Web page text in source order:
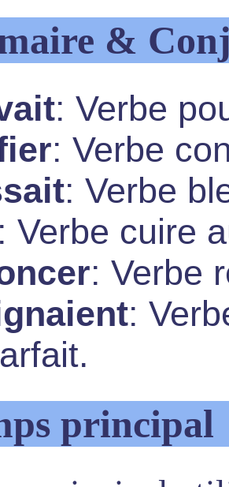
&
: Verbe
: Verbe
: Verbe
: Verbe cuire
: Verbe
:
principal